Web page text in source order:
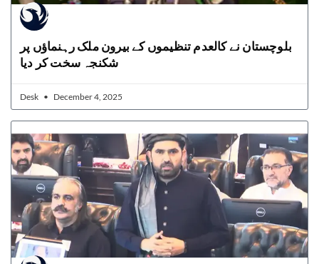
بلوچستان نے کالعدم تنظیموں کے بیرون ملک رہنماؤں پر
شکنجہ سخت کر دیا
Desk December 4, 2025